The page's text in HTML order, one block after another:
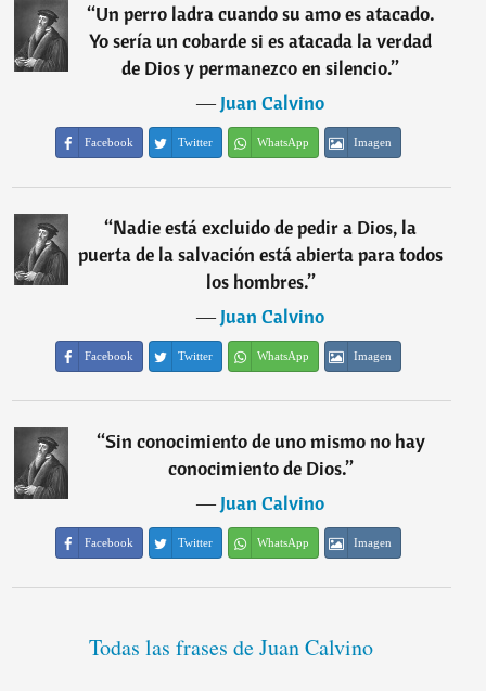
“Un perro ladra cuando su amo es atacado.
Yo sería un cobarde si es atacada la verdad
de Dios y permanezco en silencio.”
―Juan Calvino
Facebook Twitter WhatsApp Imagen
“Nadie está excluido de pedir a Dios, la
puerta de la salvación está abierta para todos
los hombres.”
―Juan Calvino
Facebook Twitter WhatsApp Imagen
“Sin conocimiento de uno mismo no hay
conocimiento de Dios.”
―Juan Calvino
Facebook Twitter WhatsApp Imagen
Todas las frases de Juan Calvino